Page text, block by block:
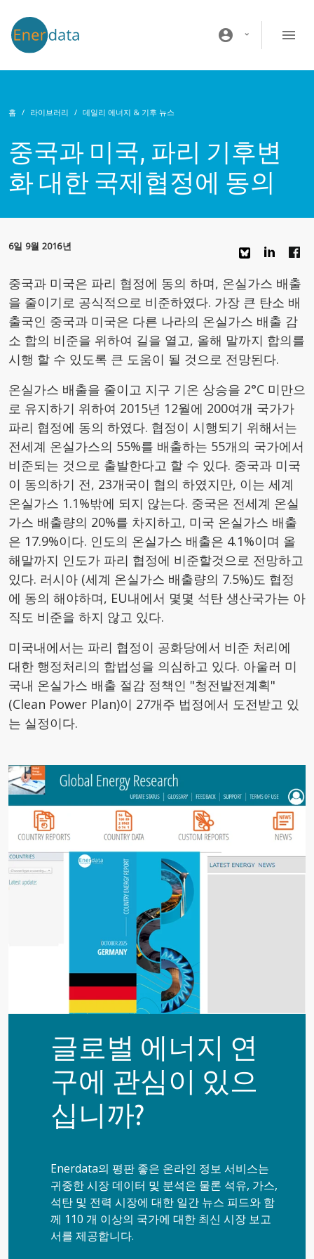
account_circle
홈 라이브러리 데일리 에너지 & 기후 뉴스
중국과 미국, 파리 기후변
화 대한 국제협정에 동의
6일 9월 2016년
중국과 미국은 파리 협정에 동의 하며, 온실가스 배출
을 줄이기로 공식적으로 비준하였다. 가장 큰 탄소 배
출국인 중국과 미국은 다른 나라의 온실가스 배출 감
소 합의 비준을 위하여 길을 열고, 올해 말까지 합의를
시행 할 수 있도록 큰 도움이 될 것으로 전망된다.
온실가스 배출을 줄이고 지구 기온 상승을 2°C 미만으
로 유지하기 위하여 2015년 12월에 200여개 국가가
파리 협정에 동의 하였다. 협정이 시행되기 위해서는
전세계 온실가스의 55%를 배출하는 55개의 국가에서
비준되는 것으로 출발한다고 할 수 있다. 중국과 미국
이 동의하기 전, 23개국이 협의 하였지만, 이는 세계
온실가스 1.1%밖에 되지 않는다. 중국은 전세계 온실
가스 배출량의 20%를 차지하고, 미국 온실가스 배출
은 17.9%이다. 인도의 온실가스 배출은 4.1%이며 올
해말까지 인도가 파리 협정에 비준할것으로 전망하고
있다. 러시아 (세계 온실가스 배출량의 7.5%)도 협정
에 동의 해야하며, EU내에서 몇몇 석탄 생산국가는 아
직도 비준을 하지 않고 있다.
미국내에서는 파리 협정이 공화당에서 비준 처리에
대한 행정처리의 합법성을 의심하고 있다. 아울러 미
국내 온실가스 배출 절감 정책인 "청전발전계획"
(Clean Power Plan)이 27개주 법정에서 도전받고 있
는 실정이다.
글로벌 에너지 연
구에 관심이 있으
십니까?
Enerdata의 평판 좋은 온라인 정보 서비스는
귀중한 시장 데이터 및 분석은 물론 석유, 가스,
석탄 및 전력 시장에 대한 일간 뉴스 피드와 함
께 110 개 이상의 국가에 대한 최신 시장 보고
서를 제공합니다.